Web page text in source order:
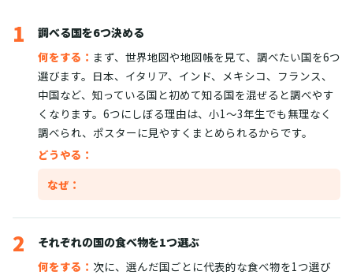
1
調べる国を6つ決める
何をする： まず、世界地図や地図帳を見て、調べたい国を6つ
選びます。日本、イタリア、インド、メキシコ、フランス、
中国など、知っている国と初めて知る国を混ぜると調べやす
くなります。6つにしぼる理由は、小1〜3年生でも無理なく
調べられ、ポスターに見やすくまとめられるからです。
どうやる：
なぜ：
2
それぞれの国の食べ物を1つ選ぶ
何をする： 次に、選んだ国ごとに代表的な食べ物を1つ選び